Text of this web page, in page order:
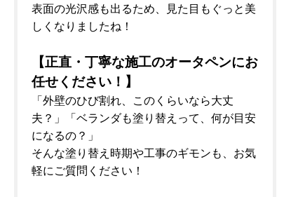
表面の光沢感も出るため、見た目もぐっと美
しくなりましたね！
【正直・丁寧な施工のオータペンにお
任せください！】
「外壁のひび割れ、このくらいなら大丈
夫？」「ベランダも塗り替えって、何が目安
になるの？」
そんな塗り替え時期や工事のギモンも、お気
軽にご質問ください！